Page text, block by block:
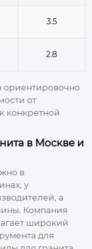
3.5
2.8
от
конкретной
в Москве и
в
у
, а
Компания
широкий
для